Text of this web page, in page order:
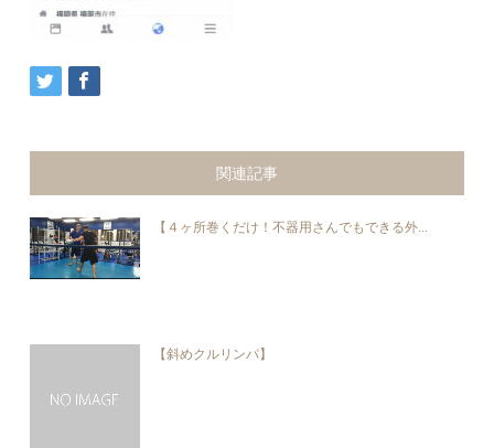
関連記事
【４ヶ所巻くだけ！不器用さんでもできる外...
【斜めクルリンパ】